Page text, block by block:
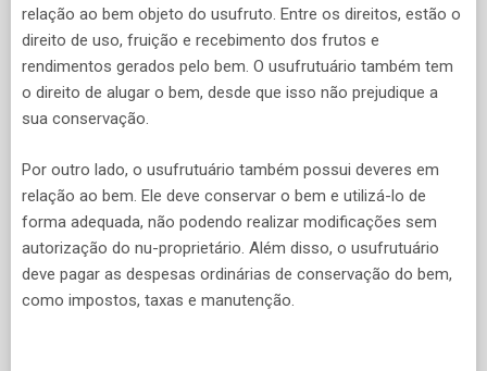
relação ao bem objeto do usufruto. Entre os direitos, estão o
direito de uso, fruição e recebimento dos frutos e
rendimentos gerados pelo bem. O usufrutuário também tem
o direito de alugar o bem, desde que isso não prejudique a
sua conservação.
Por outro lado, o usufrutuário também possui deveres em
relação ao bem. Ele deve conservar o bem e utilizá-lo de
forma adequada, não podendo realizar modificações sem
autorização do nu-proprietário. Além disso, o usufrutuário
deve pagar as despesas ordinárias de conservação do bem,
como impostos, taxas e manutenção.